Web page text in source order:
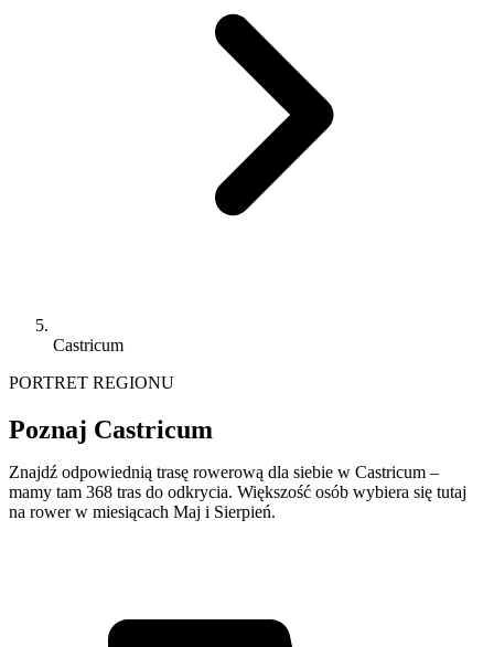
Castricum
PORTRET REGIONU
Poznaj Castricum
Znajdź odpowiednią trasę rowerową dla siebie w Castricum –
mamy tam 368 tras do odkrycia. Większość osób wybiera się tutaj
na rower w miesiącach Maj i Sierpień.